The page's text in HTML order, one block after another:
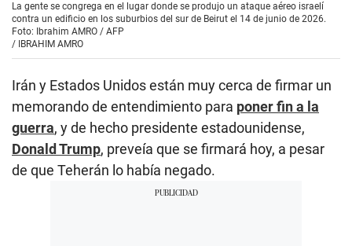
La gente se congrega en el lugar donde se produjo un ataque aéreo israelí
contra un edificio en los suburbios del sur de Beirut el 14 de junio de 2026.
Foto: Ibrahim AMRO / AFP
/ IBRAHIM AMRO
Irán y Estados Unidos están muy cerca de firmar un
memorando de entendimiento para poner fin a la
guerra, y de hecho presidente estadounidense,
Donald Trump, preveía que se firmará hoy, a pesar
de que Teherán lo había negado.